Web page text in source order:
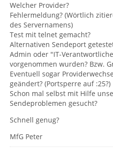
Welcher Provider?
Fehlermeldung? (Wörtlich
des Servernamens)
Test mit telnet gemacht?
Alternativen Sendeport
Admin oder "IT-
vorgenommen wurden? Bzw.
Eventuell sogar
geändert? (Portsperre auf :25?)
Schon mal selbst mit Hilfe
Sendeproblemen gesucht?
Schnell genug?
MfG Peter